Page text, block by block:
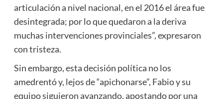
articulación a nivel nacional, en el 2016 el área fue
desintegrada; por lo que quedaron a la deriva
muchas intervenciones provinciales”, expresaron
con tristeza.
Sin embargo, esta decisión política no los
amedrentó y, lejos de “apichonarse”, Fabio y su
equipo siguieron avanzando, apostando por una